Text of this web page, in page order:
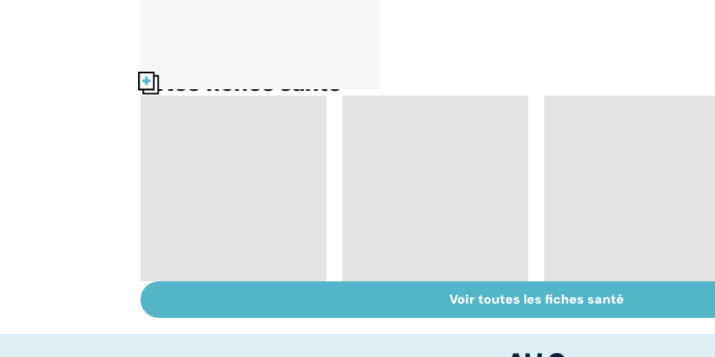
Nos fiches santé
cerveau
Staphylocoque doré :
une bactérie sous
Conjonctivite,
kératite, uvéite :
Voir toutes les fiches santé